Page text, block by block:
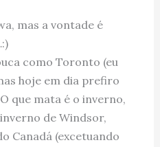
mas a vontade é
como Toronto (eu
hoje em dia prefiro
que mata é o inverno,
de Windsor,
Canadá (excetuando